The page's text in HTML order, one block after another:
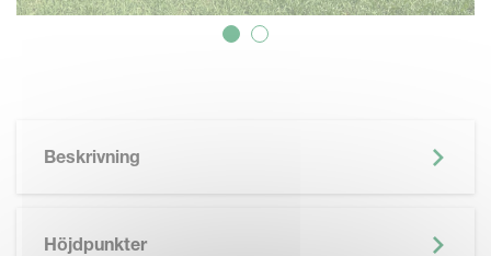
Beskrivning
Höjdpunkter